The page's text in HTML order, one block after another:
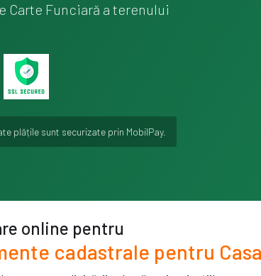
Carte Funciară a terenului
plățile sunt securizate prin MobilPay.
online pentru
cadastrale pentru